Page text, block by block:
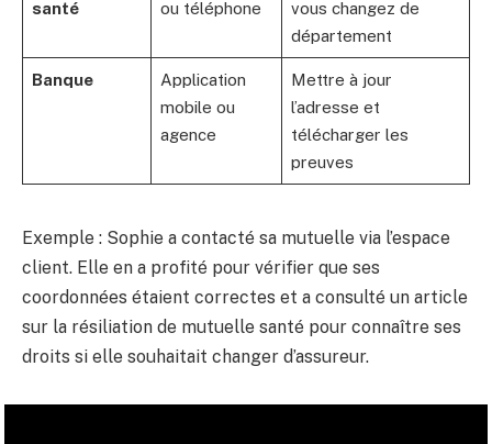
santé ou téléphone
vous changez de
département
Banque
Application
mobile ou
agence
Mettre à jour
l’adresse et
télécharger les
preuves
Exemple : Sophie a contacté sa mutuelle via l’espace
client. Elle en a profité pour vérifier que ses
coordonnées étaient correctes et a consulté un article
sur la résiliation de mutuelle santé pour connaître ses
droits si elle souhaitait changer d’assureur.